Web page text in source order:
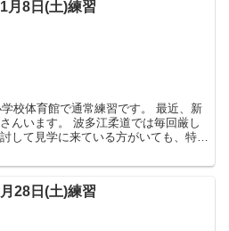
月8日(土)練習
育館で通常練習です。 最近、新
江柔道では毎回厳し
して見学に来ている方がいても、特に
28日(土)練習